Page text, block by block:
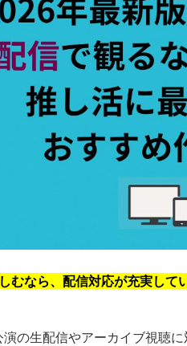
むなら、配信対応が充実して
演の生配信やアーカイブ視聴